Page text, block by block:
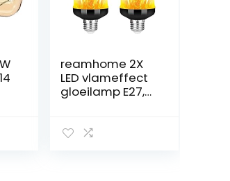
reamhome 2X
LED vlameffect
gloeilamp E27,
realistische